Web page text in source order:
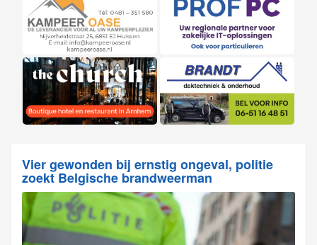
Vier gewonden bij ernstig ongeval, politie
zoekt Belgische brandweerman